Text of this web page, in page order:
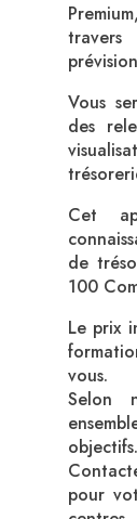
Vous
des
Cet
de
100
Le prix
vous.
Selon
objectifs.
pour